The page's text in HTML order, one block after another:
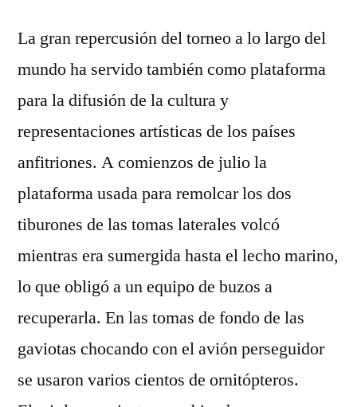
La gran repercusión del torneo a lo largo del
mundo ha servido también como plataforma
para la difusión de la cultura y
representaciones artísticas de los países
anfitriones. A comienzos de julio la
plataforma usada para remolcar los dos
tiburones de las tomas laterales volcó
mientras era sumergida hasta el lecho marino,
lo que obligó a un equipo de buzos a
recuperarla. En las tomas de fondo de las
gaviotas chocando con el avión perseguidor
se usaron varios cientos de ornitópteros.